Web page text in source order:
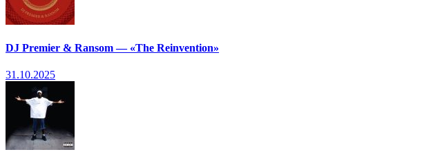
DJ Premier & Ransom — «The Reinvention»
31.10.2025